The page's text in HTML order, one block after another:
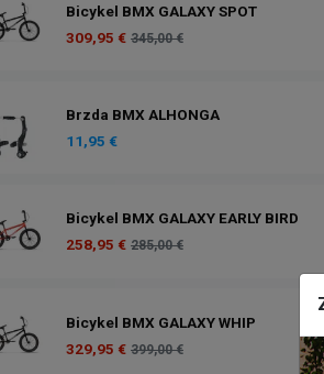
Bicykel BMX GALAXY SPOT
309,95 € 345,00 €
Brzda BMX ALHONGA
11,95 €
Bicykel BMX GALAXY EARLY BIRD
258,95 € 285,00 €
Bicykel BMX GALAXY WHIP
329,95 € 399,00 €